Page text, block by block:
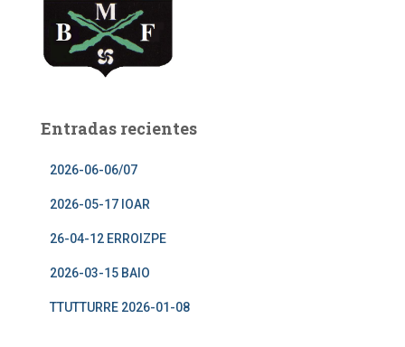
Entradas recientes
2026-06-06/07
2026-05-17 IOAR
26-04-12 ERROIZPE
2026-03-15 BAIO
TTUTTURRE 2026-01-08